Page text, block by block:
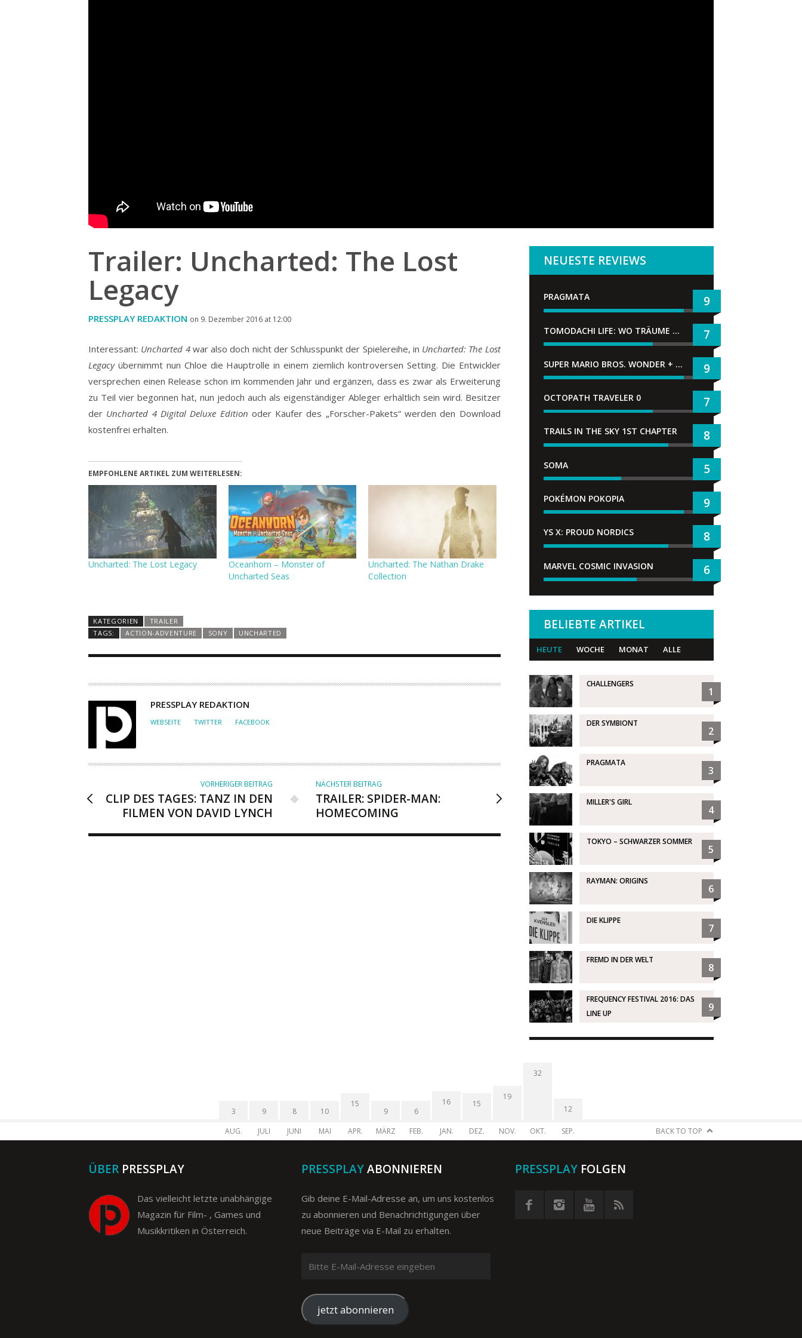
Trailer: Uncharted: The Lost
Legacy
PRESSPLAY REDAKTION on 9. Dezember 2016 at 12:00
Interessant: Uncharted 4war also doch nicht der Schlusspunkt der Spielereihe, in Uncharted: The Lost
Legacyübernimmt nun Chloe die Hauptrolle in einem ziemlich kontroversen Setting. Die Entwickler
versprechen einen Release schon im kommenden Jahr und ergänzen, dass es zwar als Erweiterung
zu Teil vier begonnen hat, nun jedoch auch als eigenständiger Ableger erhältlich sein wird. Besitzer
der Uncharted 4 Digital Deluxe Edition oder Käufer des „Forscher-Pakets“ werden den Download
kostenfrei erhalten.
EMPFOHLENE ARTIKEL ZUM WEITERLESEN:
Uncharted: The Lost Legacy
Oceanhorn – Monster of
Uncharted Seas
Uncharted: The Nathan Drake
Collection
KATEGORIEN
TRAILER
TAGS:
ACTION-ADVENTURE SONY UNCHARTED
A
U
R
PRESSPLAY REDAKTION
WEBSEITE TWITTER FACEBOOK
VORHERIGER BEITRAG
CLIP DES TAGES: TANZ IN DEN
FILMEN VON DAVID LYNCH
NÄCHSTER BEITRAG
TRAILER: SPIDER-MAN:
HOMECOMING
NEUESTE REVIEWS
PRAGMATA 9
TOMODACHI LIFE: WO TRÄUME WAHR WERDEN 7
SUPER MARIO BROS. WONDER + GEMEINSAM IM BELLABEL-PARK 9
OCTOPATH TRAVELER 0 7
TRAILS IN THE SKY 1ST CHAPTER 8
SOMA 5
POKÉMON POKOPIA 9
YS X: PROUD NORDICS 8
MARVEL COSMIC INVASION 6
BELIEBTE ARTIKEL
HEUTE WOCHE MONAT ALLE
CHALLENGERS
1
DER SYMBIONT
2
PRAGMATA
3
MILLER'S GIRL
4
TOKYO – SCHWARZER SOMMER
5
RAYMAN: ORIGINS
6
DIE KLIPPE
7
FREMD IN DER WELT
8
FREQUENCY FESTIVAL 2016: DAS
LINE UP
9
3
AUG.
9
JULI
8
JUNI
10
MAI
15
APR.
9
MÄRZ
6
FEB.
16
JAN.
15
DEZ.
19
NOV.
32
OKT.
12
SEP. BACK TO TOP
ÜBER PRESSPLAY
Das vielleicht letzte unabhängige
Magazin für Film- , Games und
Musikkritiken in Österreich.
PRESSPLAYABONNIEREN
Gib deine E-Mail-Adresse an, um uns kostenlos
zu abonnieren und Benachrichtigungen über
neue Beiträge via E-Mail zu erhalten.
Mail-
Adresse
eingeben
jetzt abonnieren
PRESSPLAYFOLGEN